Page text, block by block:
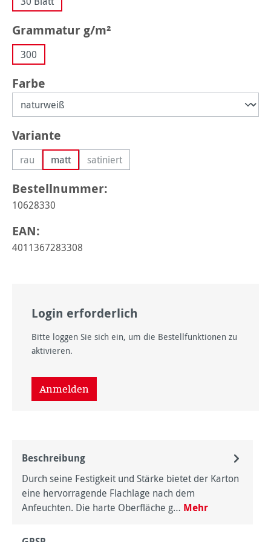
Grammatur g/m²
300
Farbe
Variante
rau(Diese Option ist zurzeit nicht verfügbar.)
matt satiniert(Diese Option ist zurzeit nicht verfügbar.)
Bestellnummer:
10628330
EAN:
4011367283308
Login erforderlich
Bitte loggen Sie sich ein, um die Bestellfunktionen zu
aktivieren.
Anmelden
Beschreibung
Durch seine Festigkeit und Stärke bietet der Karton
eine hervorragende Flachlage nach dem
Anfeuchten. Die harte Oberfläche g… Mehr